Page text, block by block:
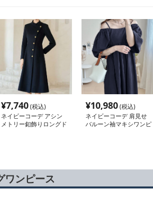
¥7,740(税込)
ネイビーコーデ アシン
メトリー釦飾りロングド
¥10,980(税込)
ネイビーコーデ 肩見せ
バルーン袖マキシワンピ
ワンピース